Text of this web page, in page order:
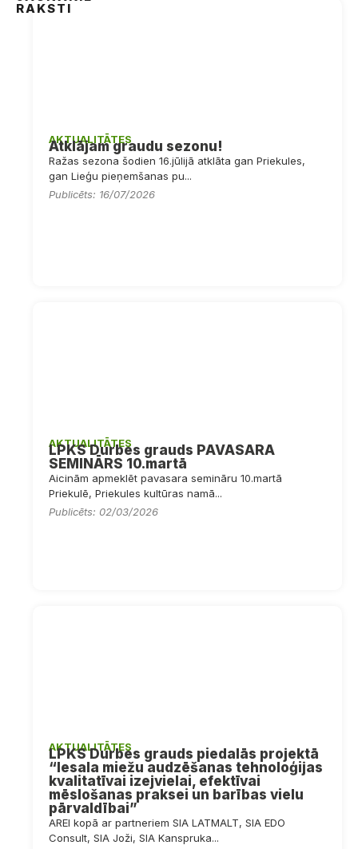
RAKSTI
AKTUALITĀTES
Atklājam graudu sezonu!
Ražas sezona šodien 16.jūlijā atklāta gan Priekules,
gan Lieģu pieņemšanas pu...
Publicēts: 16/07/2026
AKTUALITĀTES
LPKS Durbes grauds PAVASARA
SEMINĀRS 10.martā
Aicinām apmeklēt pavasara semināru 10.martā
Priekulē, Priekules kultūras namā...
Publicēts: 02/03/2026
AKTUALITĀTES
LPKS Durbes grauds piedalās projektā
“Iesala miežu audzēšanas tehnoloģijas
kvalitatīvai izejvielai, efektīvai
mēslošanas praksei un barības vielu
pārvaldībai”
AREI kopā ar partneriem SIA LATMALT, SIA EDO
Consult, SIA Joži, SIA Kanspruka...